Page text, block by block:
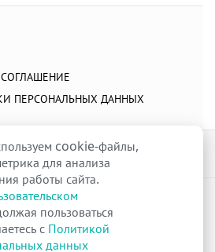
ПЕРСОНАЛЬНЫХ ДАННЫХ
от 07 декабря 2017 г.
03100314на дистанционную торговлю
от 02 сентября 2025 г.
cookie-файлы,
для анализа
работы сайта.
пользоваться
с Политикой
данных